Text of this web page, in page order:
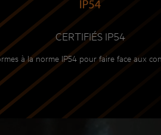
CERTIFIÉS IP54
à la norme IP54 pour faire face aux